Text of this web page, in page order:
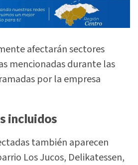
afectarán sectores
mencionadas durante las
por la empresa
incluidos
también aparecen
Los Jucos, Delikatessen,